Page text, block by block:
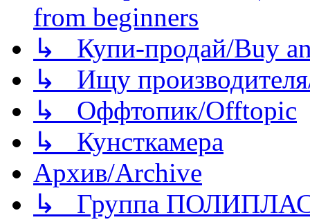
from beginners
↳ Купи-продай/Buy
↳ Ищу
↳ Оффтопик/Offtopic
↳ Кунсткамера
Архив/Archive
↳ Группа